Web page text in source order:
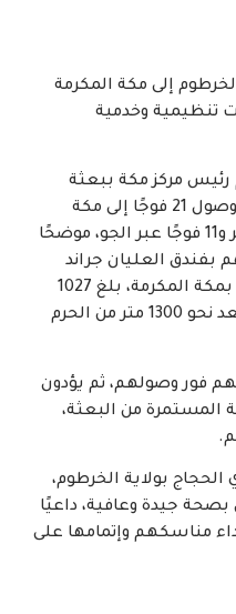
إلى مكة المكرمة
تنظيمية وخدمية
رئيس مركز مكة ببعثة
الخرطوم، أكد في تصريح صحفي وصول 21 فوجًا إلى مكة
المكرمة، منها 10 أفواج عبر البحر و11 فوجًا عبر الجو، موضحًا
بفندق العليان جراند
بمنطقة ريع بخش، شارع أجياد بمكة المكرمة، بلغ 1027
مشيرًا إلى أن الفندق يقع على بُعد نحو 1300 متر من الحرم
فور وصولهم، ثم يؤدون
المستمرة من البعثة،
بولاية الخرطوم،
جيدة وعافية، داعيًا
مناسكهم وإتمامها على